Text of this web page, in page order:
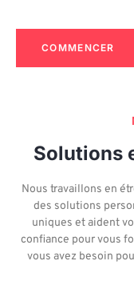
COMMENCER
Solutions
Nous travaillons en
des solutions
uniques et aident
confiance pour vous
vous avez besoin